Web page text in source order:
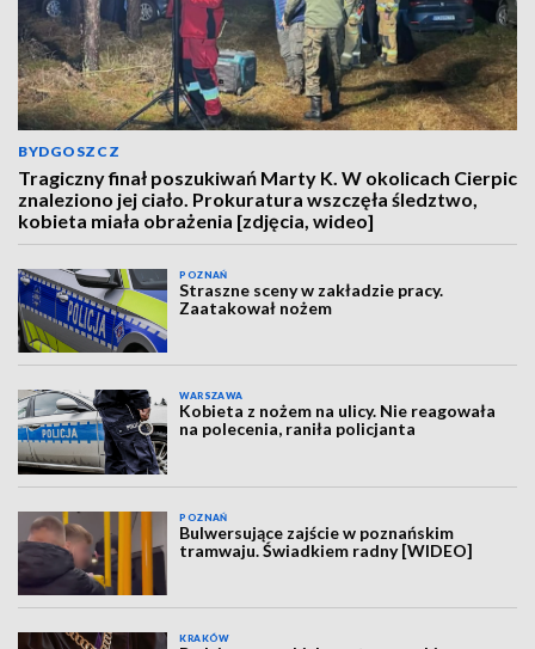
BYDGOSZCZ
Tragiczny finał poszukiwań Marty K. W okolicach Cierpic
znaleziono jej ciało. Prokuratura wszczęła śledztwo,
kobieta miała obrażenia [zdjęcia, wideo]
POZNAŃ
Straszne sceny w zakładzie pracy.
Zaatakował nożem
WARSZAWA
Kobieta z nożem na ulicy. Nie reagowała
na polecenia, raniła policjanta
POZNAŃ
Bulwersujące zajście w poznańskim
tramwaju. Świadkiem radny [WIDEO]
KRAKÓW